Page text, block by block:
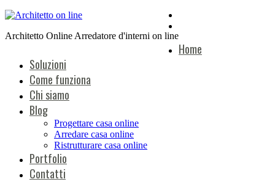
Architetto Online Arredatore d'interni on line
Home
Soluzioni
Come funziona
Chi siamo
Blog
Progettare casa online
Arredare casa online
Ristrutturare casa online
Portfolio
Contatti